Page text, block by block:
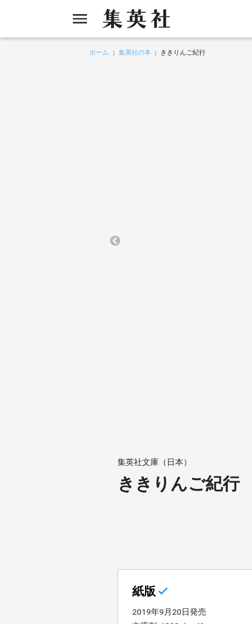
ホーム 集英社の本 ききりんご紀行
集英社文庫（日本）
ききりんご紀行
紙版
2019年9月20日発売